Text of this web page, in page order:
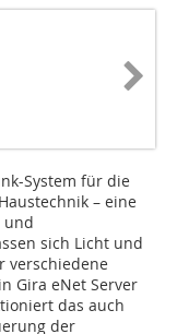
System für die
– eine
und
sich Licht und
verschiedene
Gira eNet Server
das auch
der